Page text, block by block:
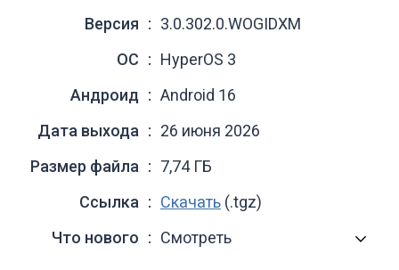
Версия
3.0.302.0.WOGIDXM
ОС
HyperOS 3
Андроид
Android 16
Дата выхода
26 июня 2026
Размер файла
7,74 ГБ
Ссылка
Скачать (.tgz)
Что нового
Смотреть